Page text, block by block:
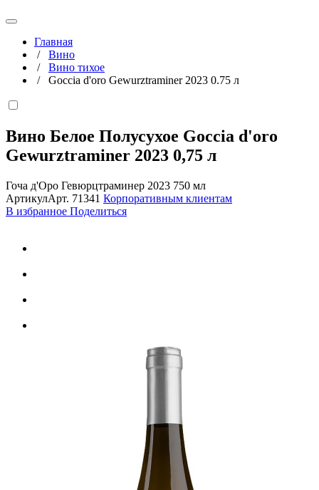
Главная
/ Вино
/ Вино тихое
/ Goccia d'oro Gewurztraminer 2023 0.75 л
Вино Белое Полусухое Goccia d'oro
Gewurztraminer 2023 0,75 л
Гоча д'Оро Гевюрцтраминер 2023 750 мл
АртикулАрт. 71341 Корпоративным клиентам
В избранное Поделиться